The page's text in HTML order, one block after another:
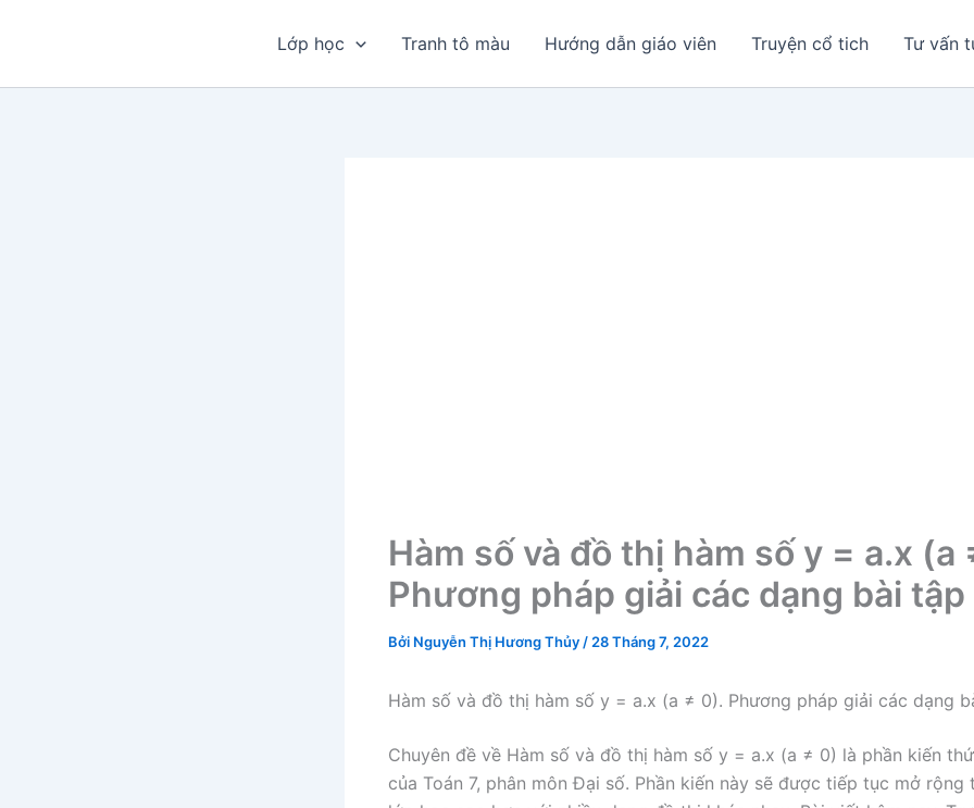
Lớp học Tranh tô màu Hướng dẫn giáo viên Truyện cổ tich Tư vấn
Hàm số và đồ thị hàm số y = a.x (a
Phương pháp giải các dạng bài tập
Bởi Nguyễn Thị Hương Thủy / 28 Tháng 7, 2022
Hàm số và đồ thị hàm số y = a.x (a ≠ 0). Phương pháp giải các dạng
Chuyên đề về Hàm số và đồ thị hàm số y = a.x (a ≠ 0) là phần kiến
của Toán 7, phân môn Đại số. Phần kiến này sẽ được tiếp tục mở rộng